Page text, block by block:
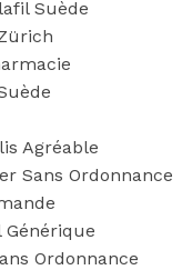
Suède
Agréable
Sans Ordonnance
Générique
Ordonnance